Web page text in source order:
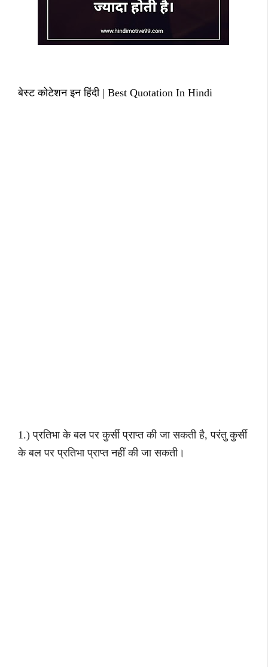
बेस्ट कोटेशन इन हिंदी | Best Quotation In Hindi
1.) प्रतिभा के बल पर कुर्सी प्राप्‍त की जा सकती है,परंतु कुर्सी
के बल पर प्रतिभा प्राप्‍त नहीं की जा सकती।